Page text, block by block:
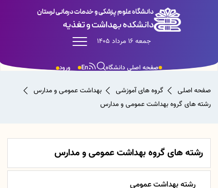
دانشگاه علوم پزشکی و خدمات درمانی لرستان
دانشکده بهداشت و تغذیه
جمعه 16 مرداد 1405
ورود En صفحه اصلی دانشگاه
صفحه اصلی گروه های آموزشی
بهداشت عمومی و مدارس
رشته های گروه بهداشت عمومی و مدارس
رشته های گروه بهداشت عمومی و مدارس
رشته بهداشت عمومی